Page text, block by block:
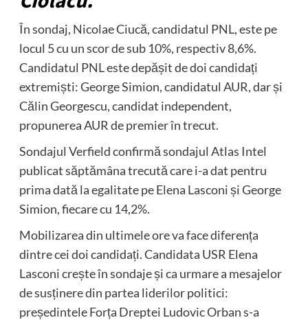
În sondaj, Nicolae Ciucă, candidatul PNL, este pe
locul 5 cu un scor de sub 10%, respectiv 8,6%.
Candidatul PNL este depășit de doi candidați
extremiști: George Simion, candidatul AUR, dar și
Călin Georgescu, candidat independent,
propunerea AUR de premier în trecut.
Sondajul Verfield confirmă sondajul Atlas Intel
publicat săptămâna trecută care i-a dat pentru
prima dată la egalitate pe Elena Lasconi și George
Simion, fiecare cu 14,2%.
Mobilizarea din ultimele ore va face diferența
dintre cei doi candidați. Candidata USR Elena
Lasconi crește în sondaje și ca urmare a mesajelor
de susținere din partea liderilor politici:
președintele Forța Dreptei Ludovic Orban s-a